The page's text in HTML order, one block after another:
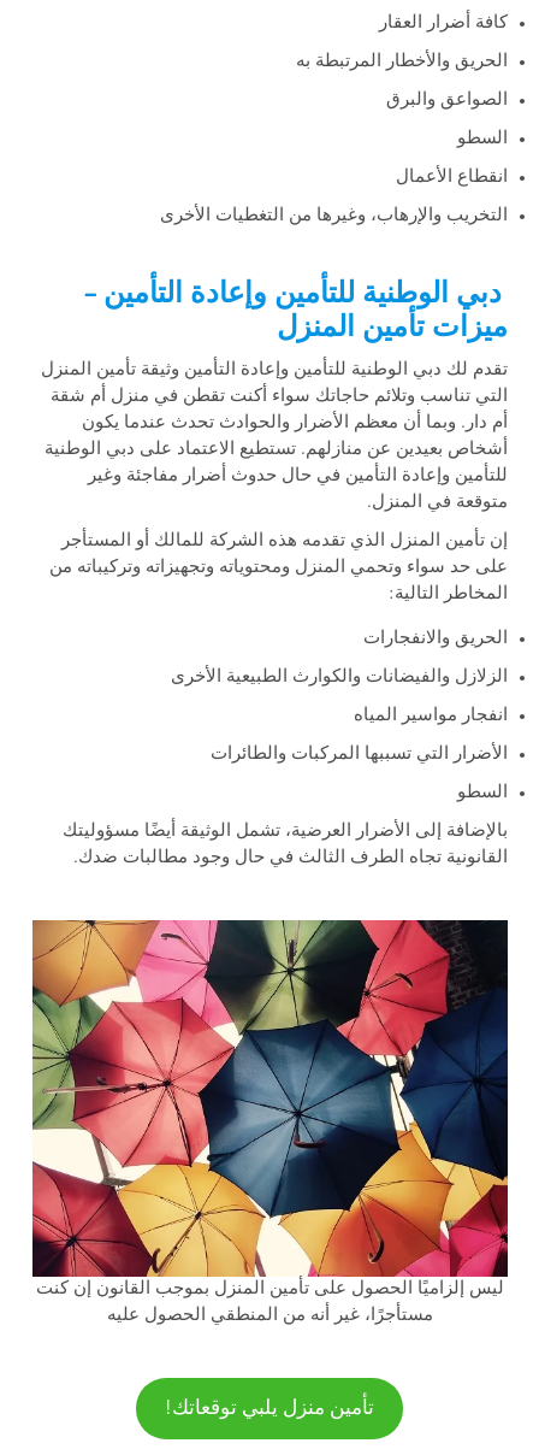
كافة أضرار العقار
الحريق والأخطار المرتبطة به
الصواعق والبرق
السطو
انقطاع الأعمال
التخريب والإرهاب، وغيرها من التغطيات الأخرى
دبي الوطنية للتأمين وإعادة التأمين –
ميزات تأمين المنزل
تقدم لك دبي الوطنية للتأمين وإعادة التأمين وثيقة تأمين المنزل
التي تناسب وتلائم حاجاتك سواء أكنت تقطن في منزل أم شقة
أم دار. وبما أن معظم الأضرار والحوادث تحدث عندما يكون
أشخاص بعيدين عن منازلهم. تستطيع الاعتماد على دبي الوطنية
للتأمين وإعادة التأمين في حال حدوث أضرار مفاجئة وغير
متوقعة في المنزل.
إن تأمين المنزل الذي تقدمه هذه الشركة للمالك أو المستأجر
على حد سواء وتحمي المنزل ومحتوياته وتجهيزاته وتركيباته من
المخاطر التالية:
الحريق والانفجارات
الزلازل والفيضانات والكوارث الطبيعية الأخرى
انفجار مواسير المياه
الأضرار التي تسببها المركبات والطائرات
السطو
بالإضافة إلى الأضرار العرضية، تشمل الوثيقة أيضًا مسؤوليتك
القانونية تجاه الطرف الثالث في حال وجود مطالبات ضدك.
ليس إلزاميًا الحصول على تأمين المنزل بموجب القانون إن كنت
مستأجرًا، غير أنه من المنطقي الحصول عليه
تأمين منزل يلبي توقعاتك!